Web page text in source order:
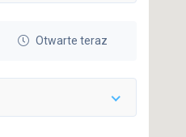
Otwarte teraz